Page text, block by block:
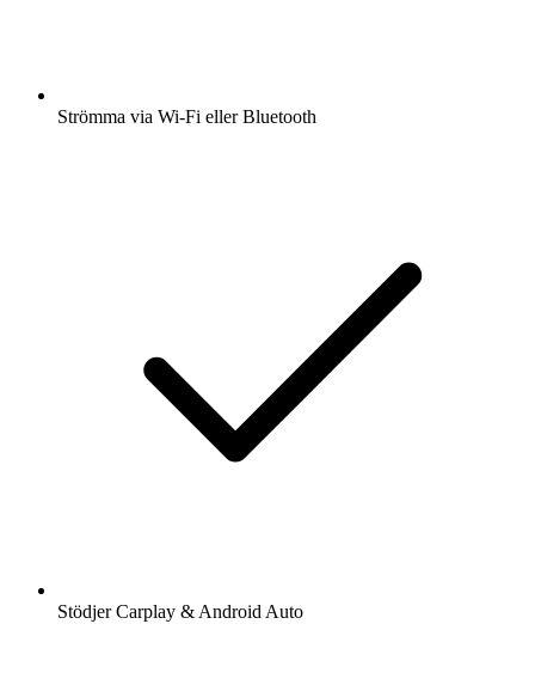
Strömma via Wi-Fi eller Bluetooth
Stödjer Carplay & Android Auto